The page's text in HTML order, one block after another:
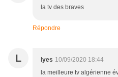
la tv des braves
Répondre
L lyes 10/09/2020 18:44
la meilleure tv algérienne